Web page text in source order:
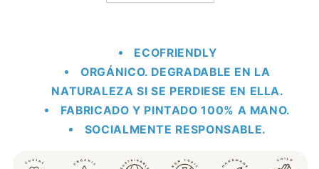
ECOFRIENDLY
ORGÁNICO. DEGRADABLE EN LA
NATURALEZA SI SE PERDIESE EN ELLA.
FABRICADO Y PINTADO 100% A MANO.
SOCIALMENTE RESPONSABLE.